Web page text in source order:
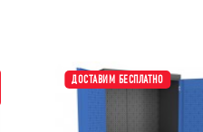
ДОСТАВИМ БЕСПЛАТНО